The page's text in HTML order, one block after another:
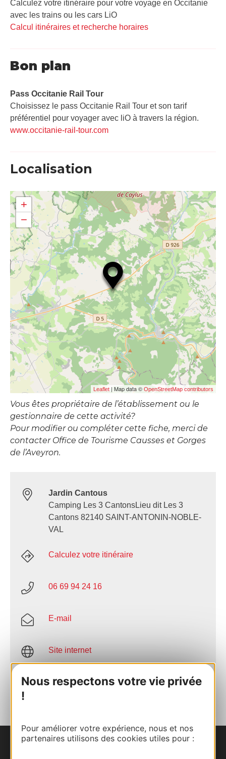
Nous respectons votre vie privée
!
Pour améliorer votre expérience, nous et nos
partenaires utilisons des cookies utiles pour :
Calculez votre itinéraire pour votre voyage en Occitanie
avec les trains ou les cars LiO
Calcul itinéraires et recherche horaires
Bon plan
Pass Occitanie Rail Tour​
Choisissez le pass Occitanie Rail Tour et son tarif
préférentiel pour voyager avec liO à travers la région.
www.occitanie-rail-tour.com
Localisation
+
−
Leaflet | Map data © OpenStreetMap contributors
Vous êtes propriétaire de l’établissement ou le
gestionnaire de cette activité?
Pour modifier ou compléter cette fiche, merci de
contacter Office de Tourisme Causses et Gorges
de l’Aveyron.
Jardin Cantous
Camping Les 3 CantonsLieu dit Les 3
Cantons 82140 SAINT-ANTONIN-NOBLE-
VAL
Calculez votre itinéraire
06 69 94 24 16
E-mail
Site internet
AJOUTER
AU CARNET